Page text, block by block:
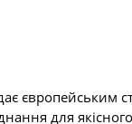
європейським
для